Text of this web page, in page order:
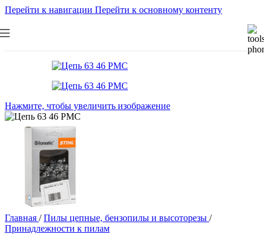
Перейти к навигации Перейти к основному контенту
Нажмите, чтобы увеличить изображение
Главная / Пилы цепные, бензопилы и высоторезы /
Принадлежности к пилам